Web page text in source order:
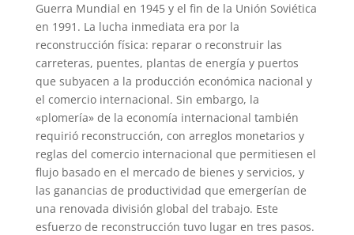
Guerra Mundial en 1945 y el fin de la Unión Soviética
en 1991. La lucha inmediata era por la
reconstrucción física: reparar o reconstruir las
carreteras, puentes, plantas de energía y puertos
que subyacen a la producción económica nacional y
el comercio internacional. Sin embargo, la
«plomería» de la economía internacional también
requirió reconstrucción, con arreglos monetarios y
reglas del comercio internacional que permitiesen el
flujo basado en el mercado de bienes y servicios, y
las ganancias de productividad que emergerían de
una renovada división global del trabajo. Este
esfuerzo de reconstrucción tuvo lugar en tres pasos.